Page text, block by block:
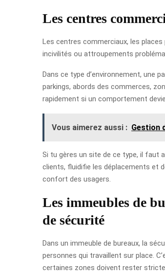
Les centres
Les centres commerciaux, les
incivilités ou attroupements
Dans ce type d’environnement, une
parkings, abords des commerces,
rapidement si un comportement
Vous aimerez aussi : Gestion
Si tu gères un site de ce type, il faut
clients, fluidifie les déplacements et
confort des usagers.
Les immeubles de
de sécurité
Dans un immeuble de bureaux, la
personnes qui travaillent sur place.
certaines zones doivent rester